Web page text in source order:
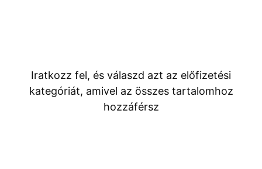
Iratkozz fel, és válaszd azt az előfizetési
kategóriát, amivel az összes tartalomhoz
hozzáférsz